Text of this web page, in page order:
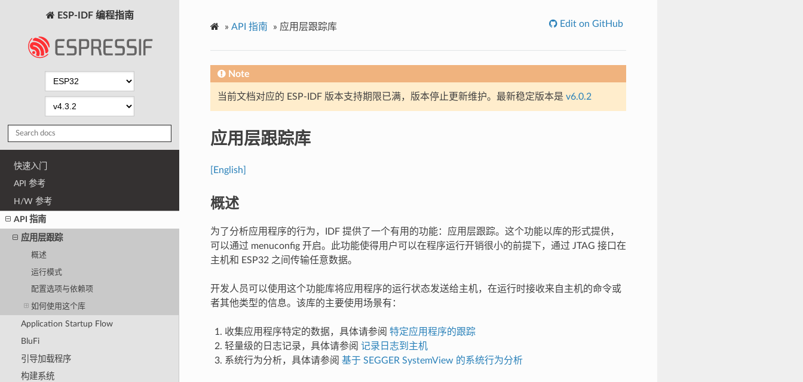
ESP-IDF 编程指南
快速入门
API 参考
H/W 参考
API 指南
应用层跟踪
概述
运行模式
配置选项与依赖项
如何使用这个库
Application Startup Flow
BluFi
引导加载程序
构建系统
» API 指南 » 应用层跟踪库 Edit on GitHub
Note
当前文档对应的 ESP-IDF 版本支持期限已满，版本停止更新维护。最新稳定版本是 v6.0.2
应用层跟踪库
[English]
概述
为了分析应用程序的行为，IDF 提供了一个有用的功能：应用层跟踪。这个功能以库的形式提供，
可以通过 menuconfig 开启。此功能使得用户可以在程序运行开销很小的前提下，通过 JTAG 接口在
主机和 ESP32 之间传输任意数据。
开发人员可以使用这个功能库将应用程序的运行状态发送给主机，在运行时接收来自主机的命令或
者其他类型的信息。该库的主要使用场景有：
收集应用程序特定的数据，具体请参阅 特定应用程序的跟踪
轻量级的日志记录，具体请参阅 记录日志到主机
系统行为分析，具体请参阅 基于 SEGGER SystemView 的系统行为分析